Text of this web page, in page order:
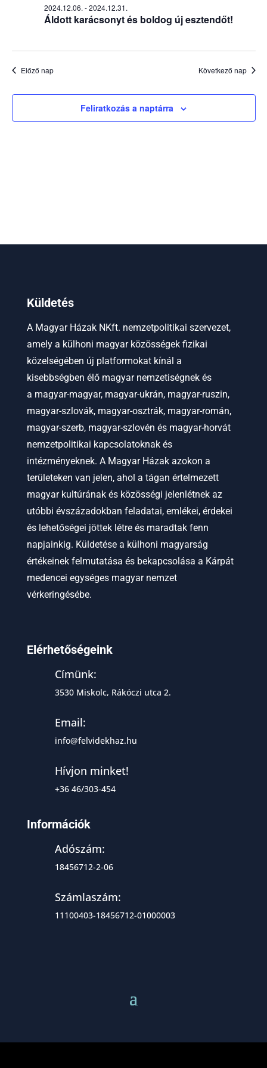
Áldott karácsonyt és boldog új esztendőt!
2024.12.06. -2024.12.31.
Előző nap Következő nap
Feliratkozás a naptárra
Küldetés
A Magyar Házak NKft. nemzetpolitikai szervezet,
amely a külhoni magyar közösségek fizikai
közelségében új platformokat kínál a
kisebbségben élő magyar nemzetiségnek és
a magyar-magyar, magyar-ukrán, magyar-ruszin,
magyar-szlovák, magyar-osztrák, magyar-román,
magyar-szerb, magyar-szlovén és magyar-horvát
nemzetpolitikai kapcsolatoknak és
intézményeknek. A Magyar Házak azokon a
területeken van jelen, ahol a tágan értelmezett
magyar kultúrának és közösségi jelenlétnek az
utóbbi évszázadokban feladatai, emlékei, érdekei
és lehetőségei jöttek létre és maradtak fenn
napjainkig. Küldetése a külhoni magyarság
értékeinek felmutatása és bekapcsolása a Kárpát
medencei egységes magyar nemzet
vérkeringésébe.
Elérhetőségeink
Címünk:
3530 Miskolc, Rákóczi utca 2.
Email:
info@felvidekhaz.hu
Hívjon minket!
+36 46/303-454
Információk
Adószám:
18456712-2-06
Számlaszám:
11100403-18456712-01000003